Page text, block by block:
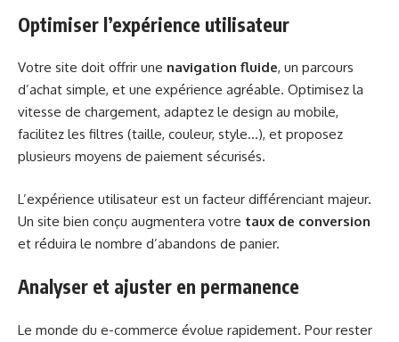
Optimiser l’expérience utilisateur
Votre site doit offrir une navigation fluide, un parcours
d’achat simple, et une expérience agréable. Optimisez la
vitesse de chargement, adaptez le design au mobile,
facilitez les filtres (taille, couleur, style…), et proposez
plusieurs moyens de paiement sécurisés.
L’expérience utilisateur est un facteur différenciant majeur.
Un site bien conçu augmentera votre taux de conversion
et réduira le nombre d’abandons de panier.
Analyser et ajuster en permanence
Le monde du e-commerce évolue rapidement. Pour rester